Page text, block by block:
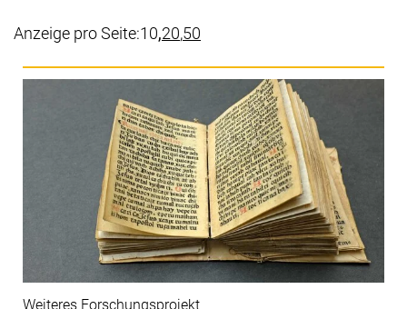
Anzeige pro Seite:10 (aktueller Wert)
,20,50
Weiteres Forschungsprojekt